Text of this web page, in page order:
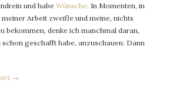
und habe Wünsche. In Momenten, in
meiner Arbeit zweifle und meine, nichts
bekommen, denke ich manchmal daran,
geschafft habe, anzuschauen. Dann
piri →